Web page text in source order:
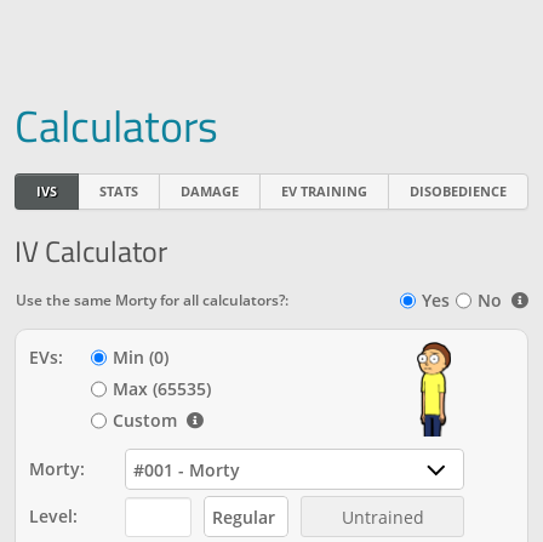
Calculators
IVS STATS DAMAGE EV TRAINING DISOBEDIENCE
IV Calculator
Use the same Morty for all calculators?: Yes No
EVs:
Min (0)
Max (65535)
Custom
Morty: #001 - Morty
Level: Regular
Untrained